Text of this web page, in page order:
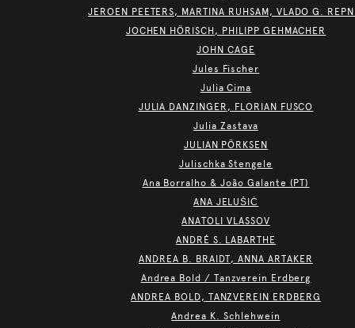
JEROEN PEETERS, MARTINA RUHSAM, VLADO G.
JOCHEN HÖRISCH, PHILIPP GEHMACHER
JOHN CAGE
Jules Fischer
Julia Cima
JULIA DANZINGER, FLORIAN FUSCO
Julia Zastava
JULIAN PÖRKSEN
Julischka Stengele
Ana Borralho & João Galante (PT)
ANA JELUŠIĆ
ANATOLI VLASSOV
ANDRÉ S. LABARTHE
ANDREA B. BRAIDT, ANNA ARTAKER
Andrea Bold / Tanzverein Erdberg
ANDREA BOLD, TANZVEREIN ERDBERG
Andrea K. Schlehwein